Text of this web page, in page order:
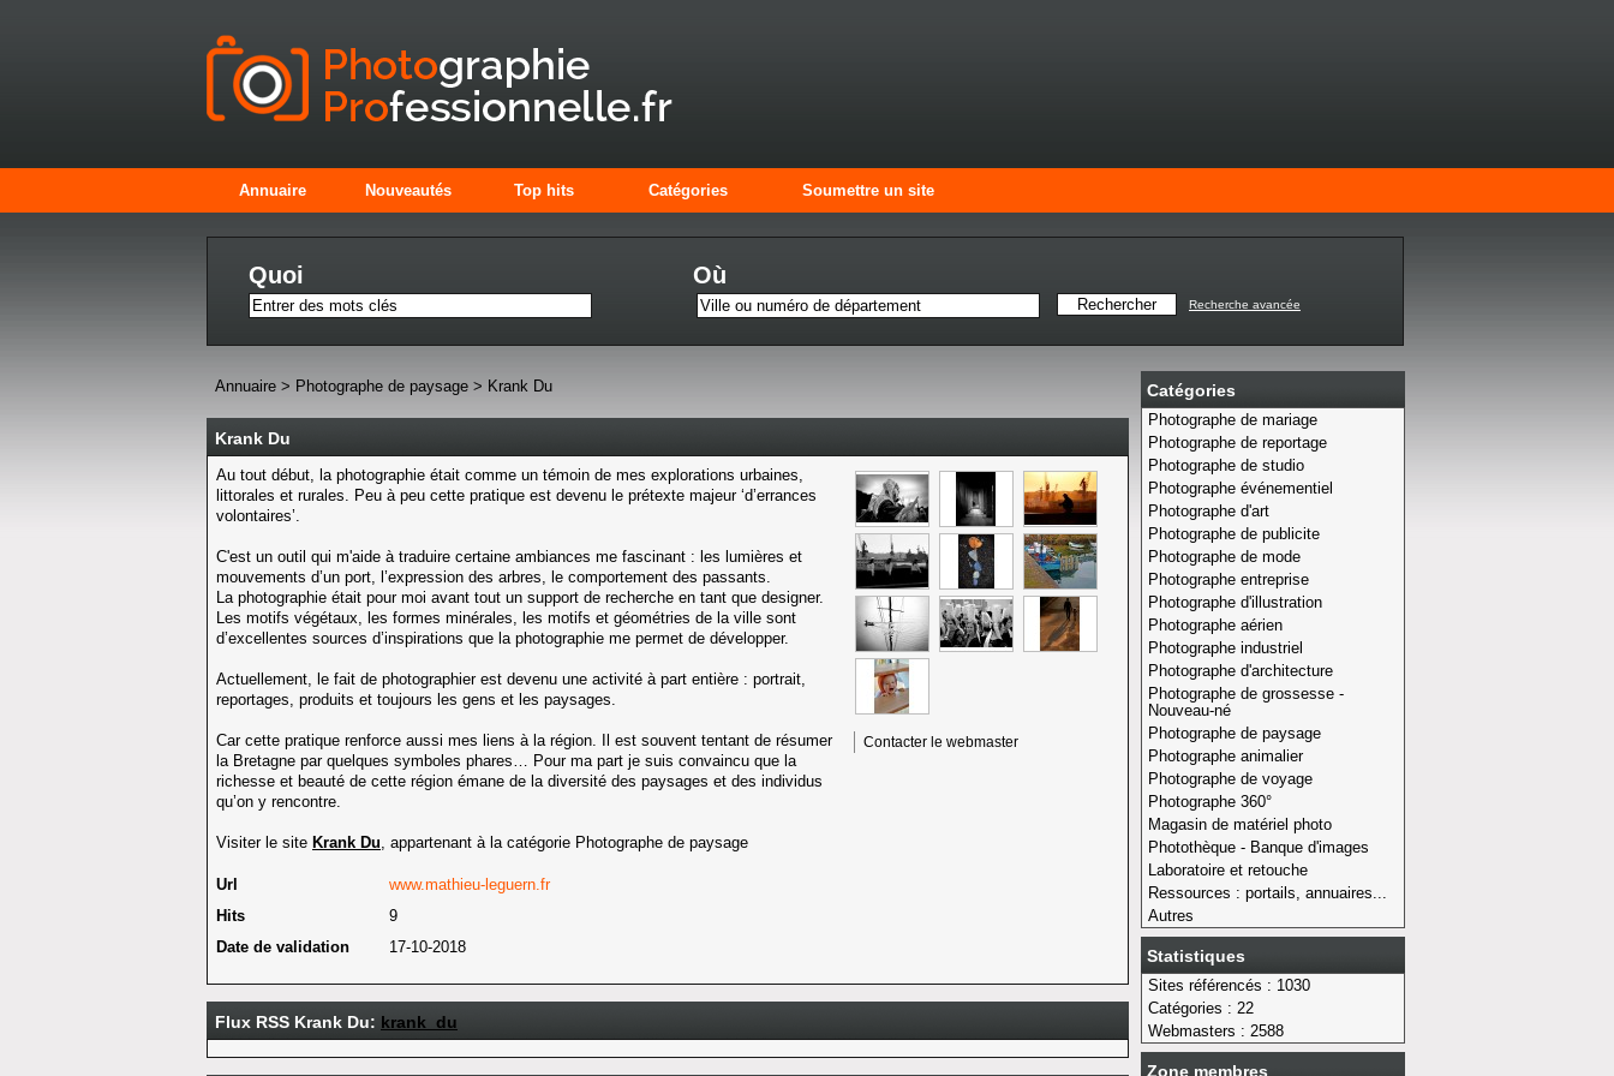
Annuaire Nouveautés Top hits Catégories Soumettre un site
Quoi Où
Recherche avancée
Catégories
Photographe de mariage
Photographe de reportage
Photographe de studio
Photographe événementiel
Photographe d'art
Photographe de publicite
Photographe de mode
Photographe entreprise
Photographe d'illustration
Photographe aérien
Photographe industriel
Photographe d'architecture
Photographe de grossesse -
Nouveau-né
Photographe de paysage
Photographe animalier
Photographe de voyage
Photographe 360°
Magasin de matériel photo
Photothèque - Banque d'images
Laboratoire et retouche
Ressources : portails, annuaires...
Autres
Statistiques
Sites référencés : 1030
Catégories : 22
Webmasters : 2588
Zone membres
Annuaire > Photographe de paysage > Krank Du
Krank Du
Au tout début, la photographie était comme un témoin de mes explorations urbaines,
littorales et rurales. Peu à peu cette pratique est devenu le prétexte majeur ‘d’errances
volontaires’.
C'est un outil qui m'aide à traduire certaine ambiances me fascinant : les lumières et
mouvements d’un port, l’expression des arbres, le comportement des passants.
La photographie était pour moi avant tout un support de recherche en tant que designer.
Les motifs végétaux, les formes minérales, les motifs et géométries de la ville sont
d’excellentes sources d’inspirations que la photographie me permet de développer.
Actuellement, le fait de photographier est devenu une activité à part entière : portrait,
reportages, produits et toujours les gens et les paysages.
Car cette pratique renforce aussi mes liens à la région. Il est souvent tentant de résumer
la Bretagne par quelques symboles phares… Pour ma part je suis convaincu que la
richesse et beauté de cette région émane de la diversité des paysages et des individus
qu’on y rencontre.
Visiter le site Krank Du, appartenant à la catégorie Photographe de paysage
Url
www.mathieu-leguern.fr
Hits
9
Date de validation
17-10-2018
Contacter le webmaster
Flux RSS Krank Du: krank_du